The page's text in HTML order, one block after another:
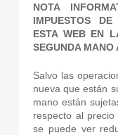
NOTA
IMPUESTOS
ESTA WEB EN
SEGUNDA MANO
Salvo las
nueva que están
mano están
respecto al
se puede ver